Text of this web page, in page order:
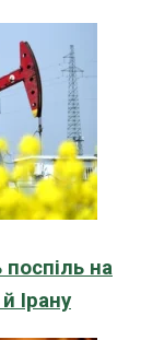
на
Ірану